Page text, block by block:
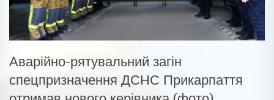
Аварійно-рятувальний загін
спецпризначення ДСНС Прикарпаття